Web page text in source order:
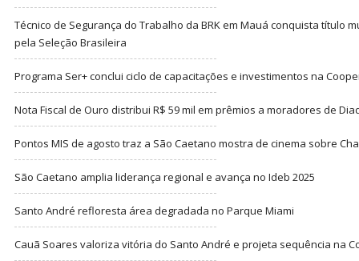
Técnico de Segurança do Trabalho da BRK em Mauá conquista título
pela Seleção Brasileira
Programa Ser+ conclui ciclo de capacitações e investimentos na
Nota Fiscal de Ouro distribui R$ 59 mil em prêmios a moradores de
Pontos MIS de agosto traz a São Caetano mostra de cinema sobre
São Caetano amplia liderança regional e avança no Ideb 2025
Santo André refloresta área degradada no Parque Miami
Cauã Soares valoriza vitória do Santo André e projeta sequência na